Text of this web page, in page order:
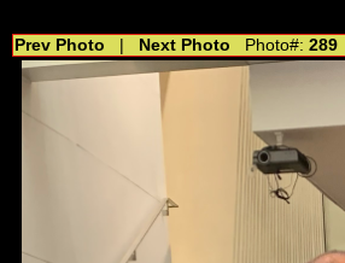
Prev Photo Next Photo Photo#: 289